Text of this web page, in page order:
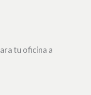
tu oficina a